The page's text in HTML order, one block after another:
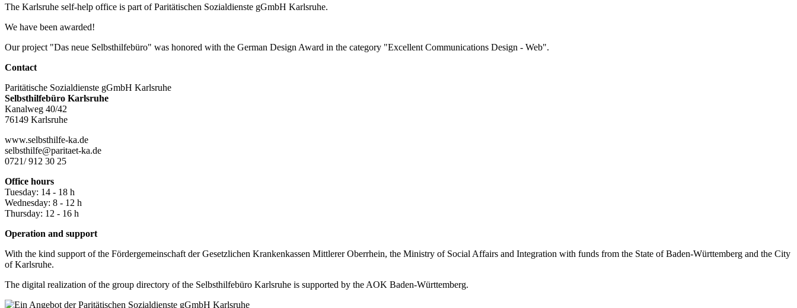
The Karlsruhe self-help office is part of Paritätischen Sozialdienste gGmbH Karlsruhe.
We have been awarded!
Our project "Das neue Selbsthilfebüro" was honored with the German Design Award in the category "Excellent Communications Design - Web".
Contact
Paritätische Sozialdienste gGmbH Karlsruhe
Selbsthilfebüro Karlsruhe
Kanalweg 40/42
76149 Karlsruhe
www.selbsthilfe-ka.de
selbsthilfe@paritaet-ka.de
0721/ 912 30 25
Office hours
Tuesday: 14 - 18 h
Wednesday: 8 - 12 h
Thursday: 12 - 16 h
Operation and support
With the kind support of the Fördergemeinschaft der Gesetzlichen Krankenkassen Mittlerer Oberrhein, the Ministry of Social Affairs and Integration with funds from the State of Baden-Württemberg and the City
of Karlsruhe.
The digital realization of the group directory of the Selbsthilfebüro Karlsruhe is supported by the AOK Baden-Württemberg.